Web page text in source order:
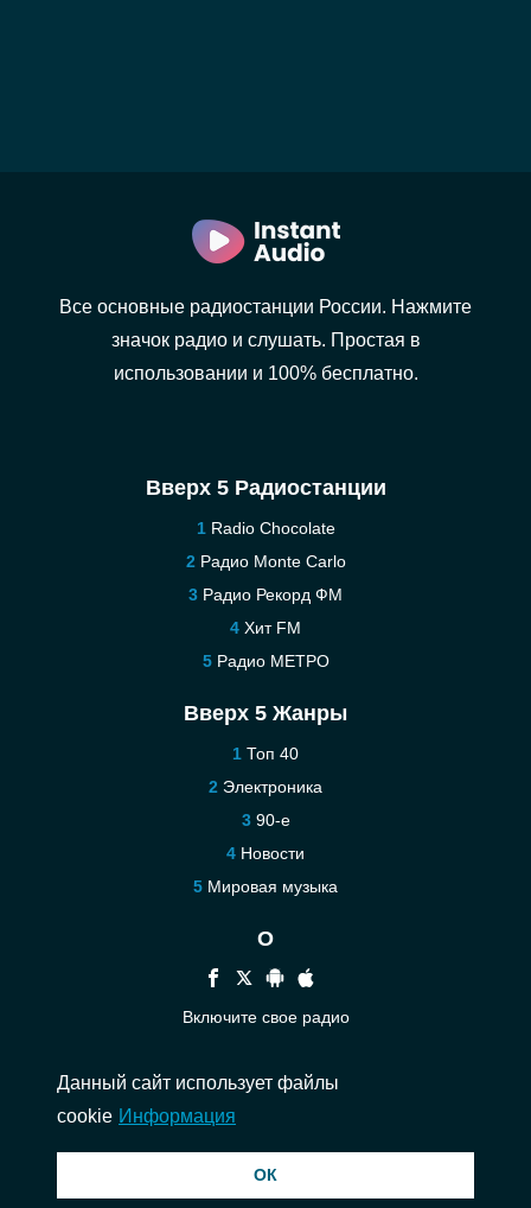
Все основные радиостанции России. Нажмите
значок радио и слушать. Простая в
использовании и 100% бесплатно.
Вверх 5 Радиостанции
Radio Chocolate
Радио Monte Carlo
Радио Рекорд ФМ
Хит FM
Радио МЕТРО
Вверх 5 Жанры
Топ 40
Электроника
90-е
Новости
Мировая музыка
О
Включите свое радио
Связаться
конфиденциальности
Данный сайт использует файлы
cookie Информация
ОК